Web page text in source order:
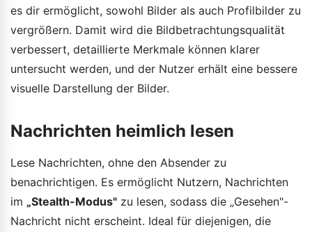
es dir ermöglicht, sowohl Bilder als auch Profilbilder zu
vergrößern. Damit wird die Bildbetrachtungsqualität
verbessert, detaillierte Merkmale können klarer
untersucht werden, und der Nutzer erhält eine bessere
visuelle Darstellung der Bilder.
Nachrichten heimlich lesen
Lese Nachrichten, ohne den Absender zu
benachrichtigen. Es ermöglicht Nutzern, Nachrichten
im „Stealth-Modus" zu lesen, sodass die „Gesehen"-
Nachricht nicht erscheint. Ideal für diejenigen, die